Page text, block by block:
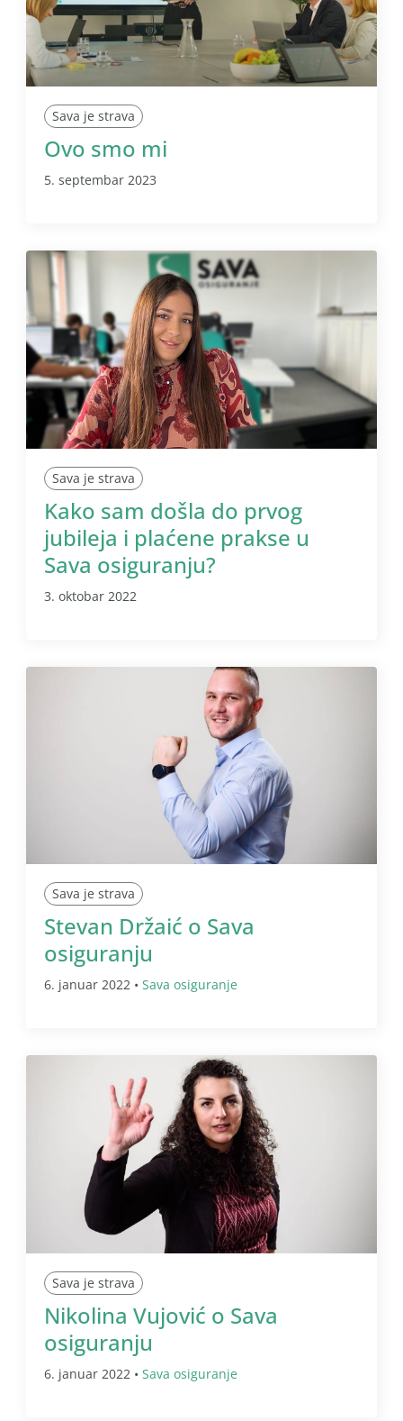
Sava je strava
Ovo smo mi
5. septembar 2023
Sava je strava
Kako sam došla do prvog
jubileja i plaćene prakse u
Sava osiguranju?
3. oktobar 2022
Sava je strava
Stevan Držaić o Sava
osiguranju
6. januar 2022 • Sava osiguranje
Sava je strava
Nikolina Vujović o Sava
osiguranju
6. januar 2022 • Sava osiguranje